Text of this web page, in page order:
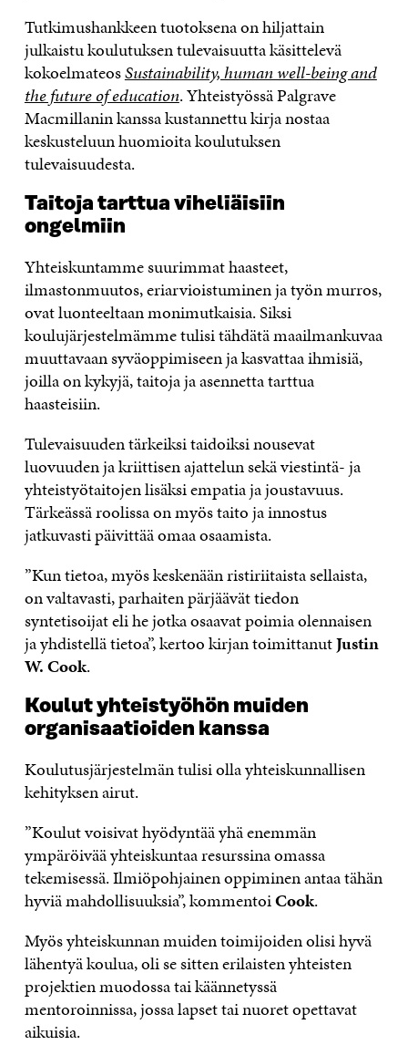
Tutkimushankkeen tuotoksena on hiljattain
julkaistu koulutuksen tulevaisuutta käsittelevä
kokoelmateosSustainability, human well-being and
the future of education. Yhteistyössä Palgrave
Macmillanin kanssa kustannettu kirja nostaa
keskusteluun huomioita koulutuksen
tulevaisuudesta.
Taitoja tarttua viheliäisiin
ongelmiin
Yhteiskuntamme suurimmat haasteet,
ilmastonmuutos, eriarvioistuminen ja työn murros,
ovat luonteeltaan monimutkaisia. Siksi
koulujärjestelmämme tulisi tähdätä maailmankuvaa
muuttavaan syväoppimiseen ja kasvattaa ihmisiä,
joilla on kykyjä, taitoja ja asennetta tarttua
haasteisiin.
Tulevaisuuden tärkeiksi taidoiksi nousevat
luovuuden ja kriittisen ajattelun sekä viestintä- ja
yhteistyötaitojen lisäksi empatia ja joustavuus.
Tärkeässä roolissa on myös taito ja innostus
jatkuvasti päivittää omaa osaamista.
”Kun tietoa, myös keskenään ristiriitaista sellaista,
on valtavasti, parhaiten pärjäävät tiedon
syntetisoijat eli he jotka osaavat poimia olennaisen
ja yhdistellä tietoa”, kertoo kirjan toimittanutJustin
W. Cook.
Koulut yhteistyöhön muiden
organisaatioiden kanssa
Koulutusjärjestelmän tulisi olla yhteiskunnallisen
kehityksen airut.
”Koulut voisivat hyödyntää yhä enemmän
ympäröivää yhteiskuntaa resurssina omassa
tekemisessä. Ilmiöpohjainen oppiminen antaa tähän
hyviä mahdollisuuksia”, kommentoiCook.
Myös yhteiskunnan muiden toimijoiden olisi hyvä
lähentyä koulua, oli se sitten erilaisten yhteisten
projektien muodossa tai käännetyssä
mentoroinnissa, jossa lapset tai nuoret opettavat
aikuisia.